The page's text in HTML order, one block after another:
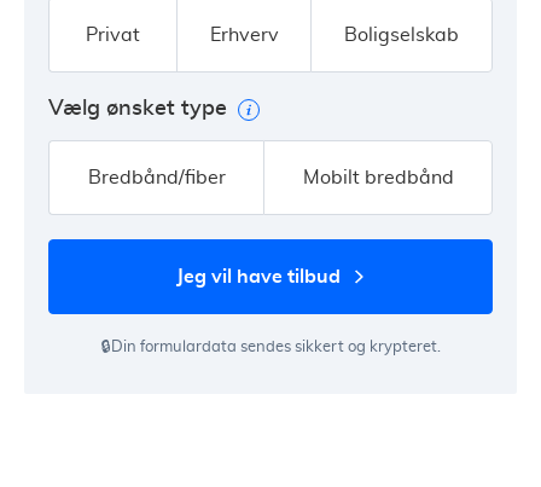
Privat Erhverv Boligselskab
Vælg ønsket type
Bredbånd/fiber Mobilt bredbånd
jeg vil have tilbud
🔒Din formulardata sendes sikkert og krypteret.